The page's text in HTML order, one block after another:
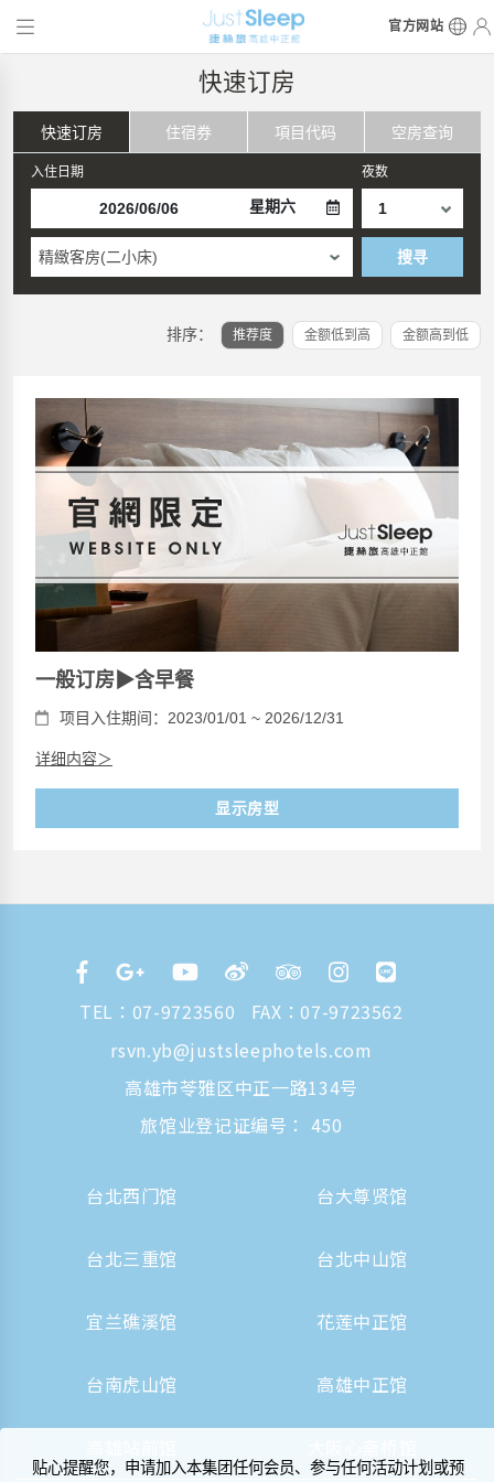
官方网站
快速订房
快速订房 住宿券 項目代码 空房查询
入住日期
星期六
夜数
精緻客房(二小床) 搜寻
排序： 推荐度 金额低到高 金额高到低
一般订房▶含早餐
项目入住期间：2023/01/01 ~ 2026/12/31
详细内容＞
显示房型
TEL： 07-9723560
FAX：07-9723562
rsvn.yb@justsleephotels.com
高雄市苓雅区中正一路134号
旅馆业登记证编号： 450
台北西门馆 台大尊贤馆
台北三重馆 台北中山馆
宜兰礁溪馆 花莲中正馆
台南虎山馆 高雄中正馆
贴心提醒您，申请加入本集团任何会员、参与任何活动计划或预